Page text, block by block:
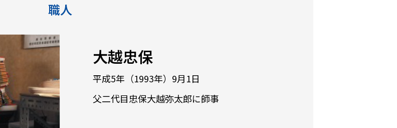
職人
大越忠保
平成5年（1993年）9月1日
父二代目忠保大越弥太郎に師事